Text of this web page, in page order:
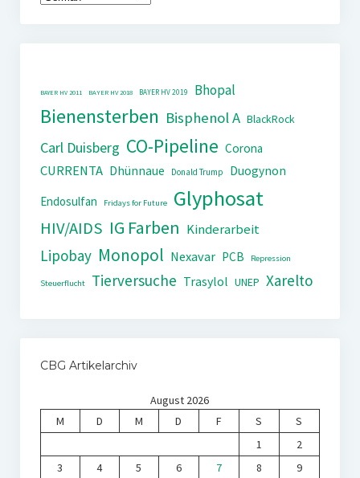
BAYER HV 2011 BAYER HV 2018 BAYER HV 2019 Bhopal
Bienensterben Bisphenol A BlackRock
Carl Duisberg CO-Pipeline Corona
CURRENTA Dhünnaue Donald Trump
Duogynon
Endosulfan
Fridays for Future Glyphosat
HIV/AIDS IG Farben Kinderarbeit
Lipobay Monopol Nexavar PCB Repression
Steuerflucht Tierversuche Trasylol UNEP Xarelto
CBG Artikelarchiv
August 2026
M
D M D F S
S
1
2
3
4 5 6 7 8 9